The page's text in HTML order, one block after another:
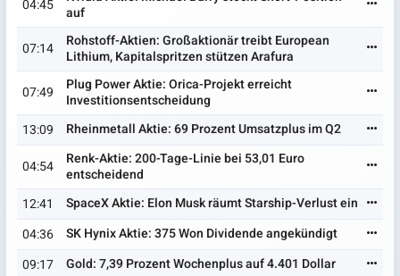
04:45
auf
07:14
Rohstoff-Aktien: Großaktionär treibt European
Lithium, Kapitalspritzen stützen Arafura
07:49
Plug Power Aktie: Orica-Projekt erreicht
Investitionsentscheidung
13:09
Rheinmetall Aktie: 69 Prozent Umsatzplus im Q2
04:54
Renk-Aktie: 200-Tage-Linie bei 53,01 Euro
entscheidend
12:41
SpaceX Aktie: Elon Musk räumt Starship-Verlust ein
04:36
SK Hynix Aktie: 375 Won Dividende angekündigt
09:17
Gold: 7,39 Prozent Wochenplus auf 4.401 Dollar